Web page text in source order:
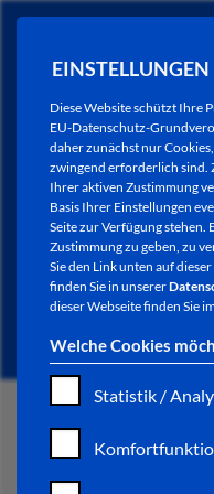
Diese Website schützt Ihre
EU-Datenschutz-
daher zunächst nur
zwingend erforderlich sind.
Ihrer aktiven Zustimmung
Basis Ihrer Einstellungen
Seite zur Verfügung stehen.
Zustimmung zu geben, zu
Sie den Link unten auf
finden Sie in unserer
dieser Webseite finden Sie
Welche Cookies
Statistik /
START